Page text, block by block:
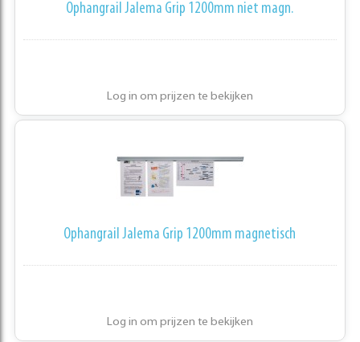
Ophangrail Jalema Grip 1200mm niet magn.
Log in om prijzen te bekijken
Ophangrail Jalema Grip 1200mm magnetisch
Log in om prijzen te bekijken